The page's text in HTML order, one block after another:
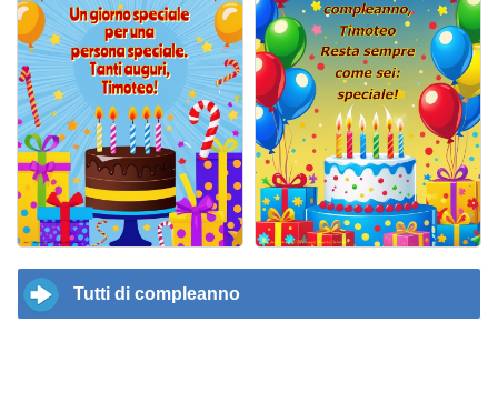
Tutti di compleanno